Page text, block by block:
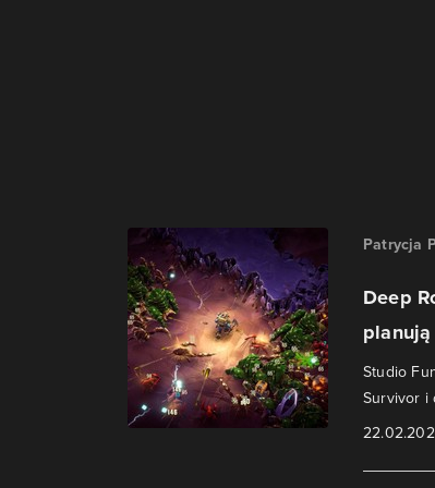
Patrycja
Deep
Studio
Survivor i